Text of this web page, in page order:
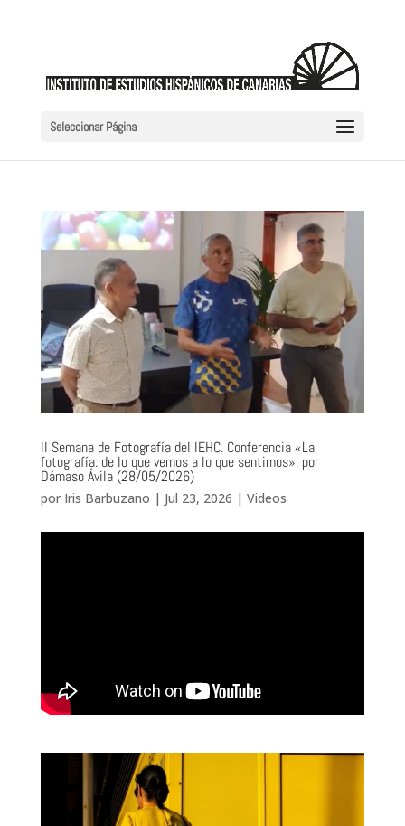
Seleccionar Página
II Semana de Fotografía del IEHC. Conferencia «La
fotografía: de lo que vemos a lo que sentimos», por
Dámaso Ávila (28/05/2026)
por Iris Barbuzano | Jul 23, 2026 | Videos